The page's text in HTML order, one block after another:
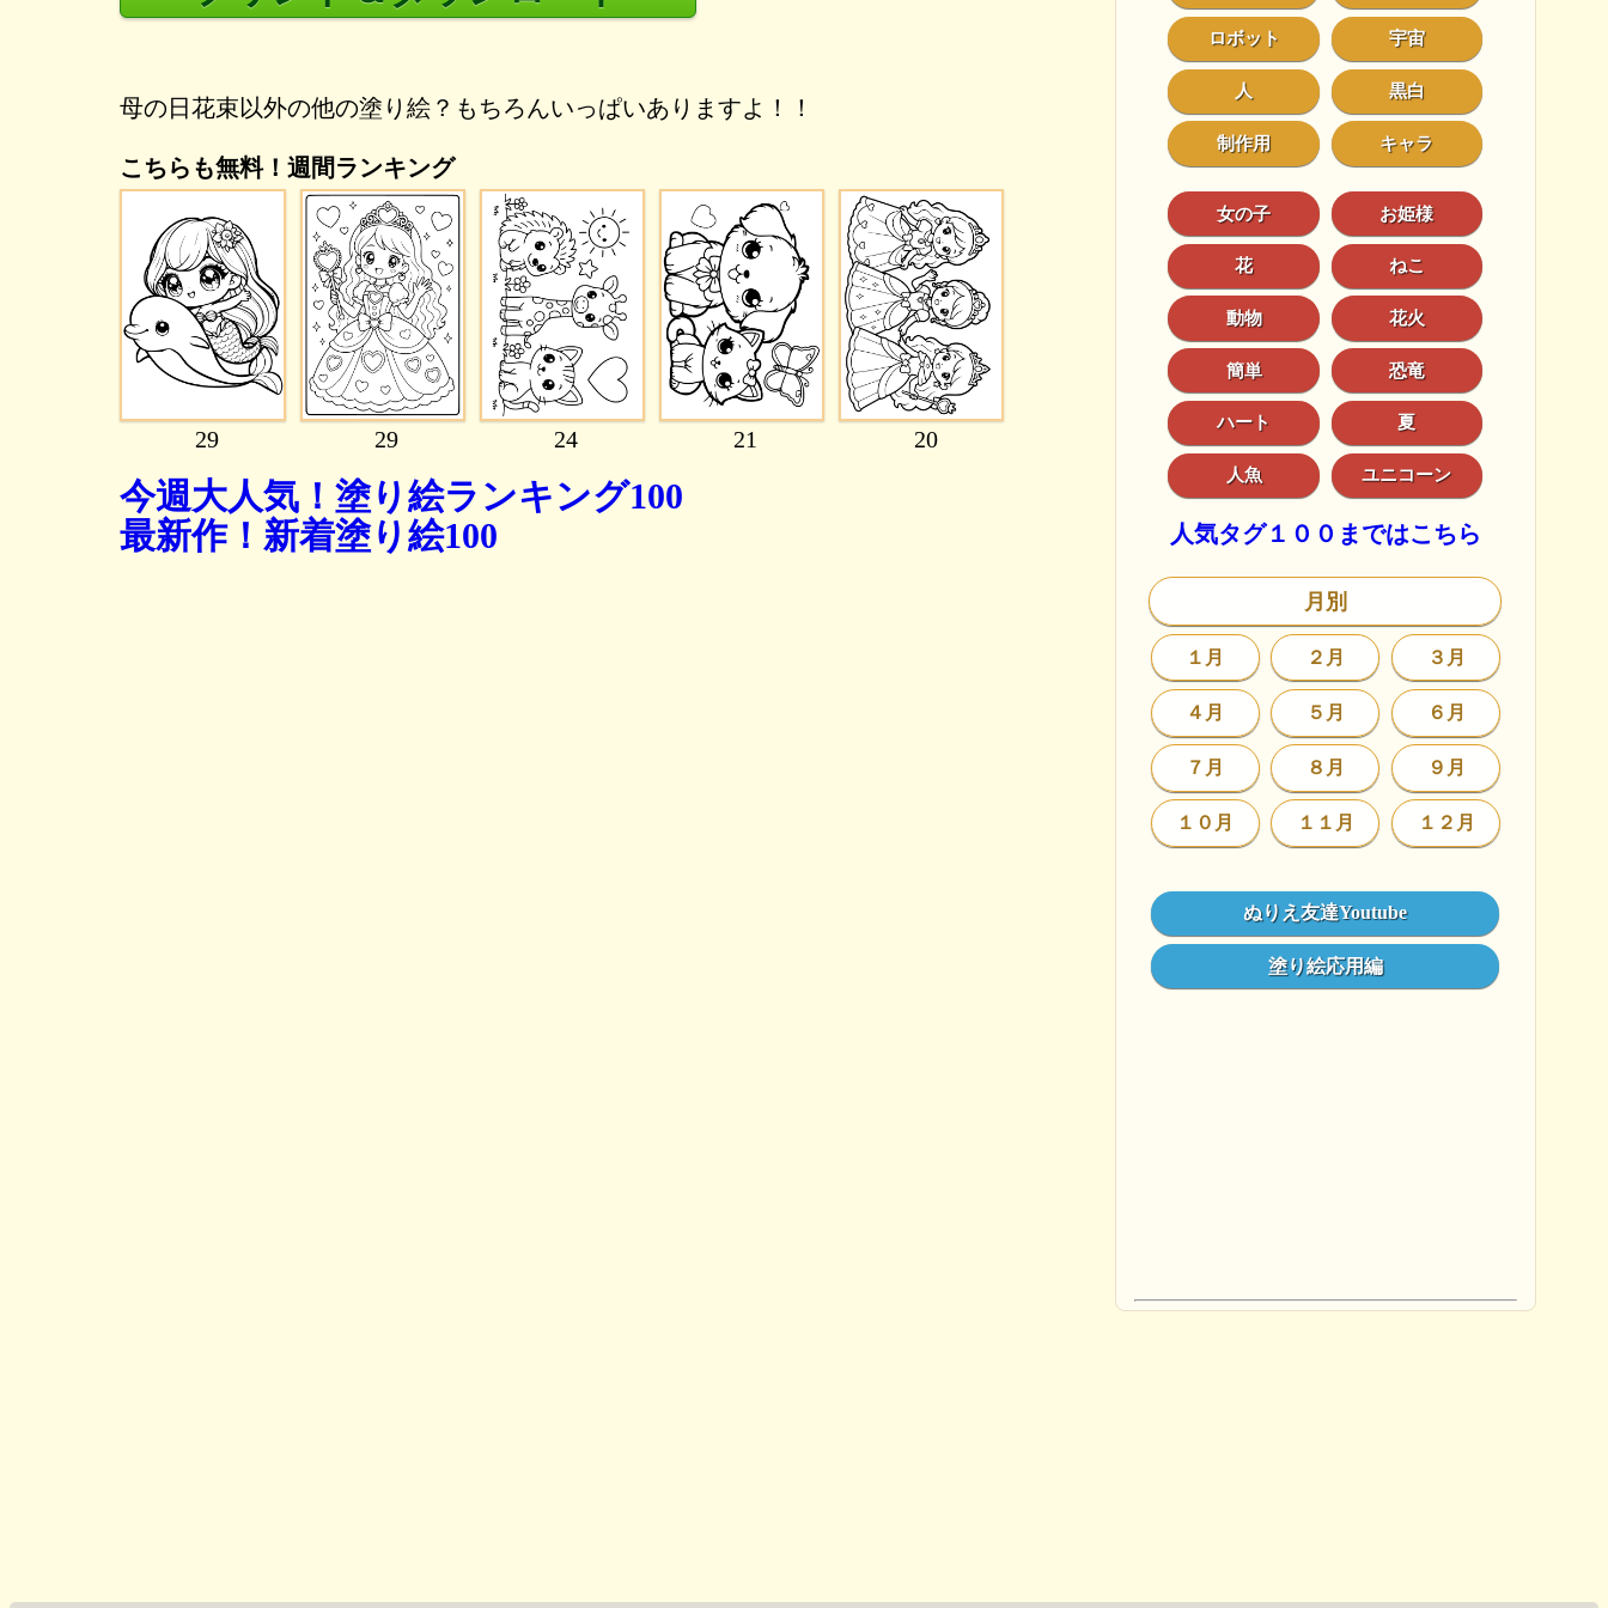
母の日花束以外の他の塗り絵？もちろんいっぱいありますよ！！
こちらも無料！週間ランキング
29 29 24 21 20
今週大人気！塗り絵ランキング100
最新作！新着塗り絵100
ロボット 宇宙
人 黒白
制作用 キャラ
女の子 お姫様
花 ねこ
動物 花火
簡単 恐竜
ハート 夏
人魚 ユニコーン
人気タグ１００まではこちら
月別
１月 ２月 ３月
４月 ５月 ６月
７月 ８月 ９月
１０月 １１月 １２月
ぬりえ友達Youtube
塗り絵応用編